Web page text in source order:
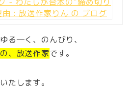
る―く、のんびり、
、放送作家です。
たします。